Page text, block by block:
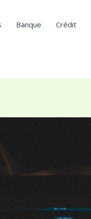
Banque Crédit